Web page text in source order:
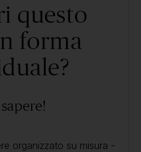
questo
forma
organizzato su misura -